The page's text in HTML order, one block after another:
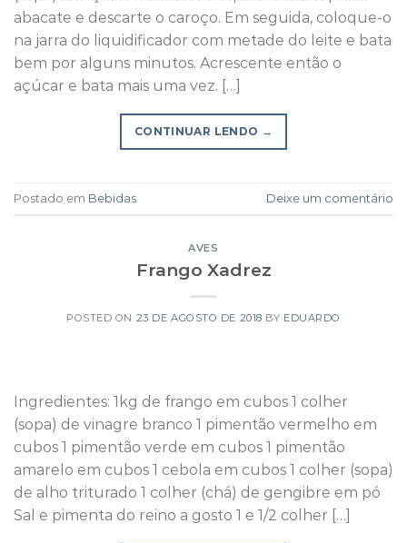
abacate e descarte o caroço. Em seguida, coloque-o
na jarra do liquidificador com metade do leite e bata
bem por alguns minutos. Acrescente então o
açúcar e bata mais uma vez. […]
CONTINUAR LENDO →
Postado em Bebidas Deixe um comentário
AVES
Frango Xadrez
POSTED ON 23 DE AGOSTO DE 2018 BY EDUARDO
Ingredientes: 1kg de frango em cubos 1 colher
(sopa) de vinagre branco 1 pimentão vermelho em
cubos 1 pimentão verde em cubos 1 pimentão
amarelo em cubos 1 cebola em cubos 1 colher (sopa)
de alho triturado 1 colher (chá) de gengibre em pó
Sal e pimenta do reino a gosto 1 e 1/2 colher […]